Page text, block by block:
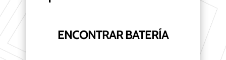
ENCONTRAR BATERÍA